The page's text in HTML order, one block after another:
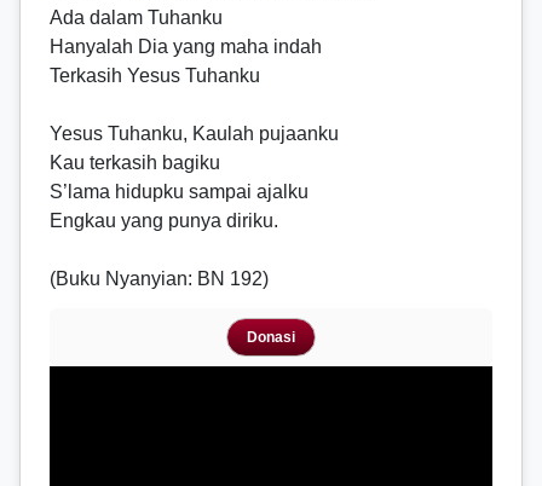
Ada dalam Tuhanku
Hanyalah Dia yang maha indah
Terkasih Yesus Tuhanku
Yesus Tuhanku, Kaulah pujaanku
Kau terkasih bagiku
S’lama hidupku sampai ajalku
Engkau yang punya diriku.
(Buku Nyanyian: BN 192)
Donasi